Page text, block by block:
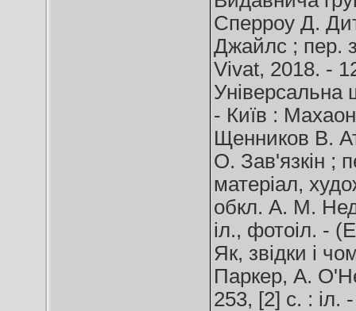
Сперроу Д.
Джайлс ; пер.
Vivat, 2018. -
Універсальна
- Київ :
Щенников В.
О. Зав'язкін ;
матеріал,
обкл. А. М.
іл., фотоіл. -
Як, звідки і
Паркер, А.
253, [2] c. : іл.